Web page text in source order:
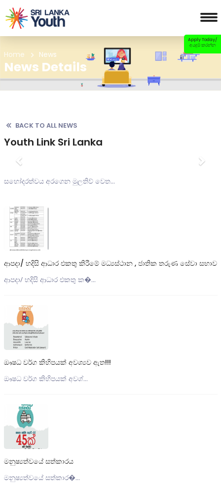
Apply Today/
අයදුම් කරන්න
Home News
News Details
BACK TO ALL NEWS
Youth Link Sri Lanka
Previous
සහෝදරත්වය අරගෙන මුලතිව් වෙත...
ආපදා/ හදිසි ආධාර එකතු කිරීමේ මධ්‍යස්ථාන , ජාතික තරුණ සේවා සභාව
ආපදා/ හදිසි ආධාර එකතු ක�...
ඖෂධ වර්ග කිහිපයක් අවශ්‍යව ඇත!!!
ඖෂධ වර්ග කිහිපයක් අවශ්...
මනුෂ්‍යත්වයේ සත්කාරය
මනුෂ්‍යත්වයේ සත්කාර�...